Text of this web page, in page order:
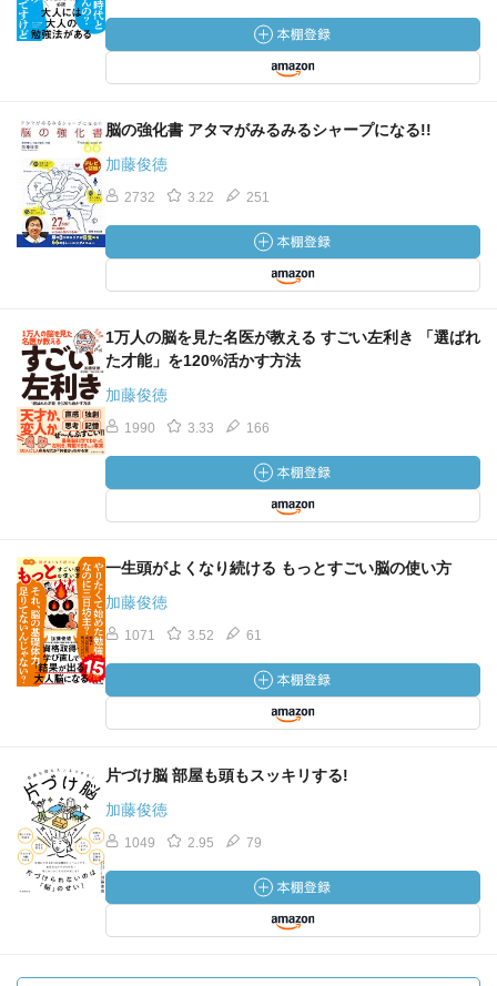
脳の強化書 アタマがみるみるシャープになる!!
加藤俊徳
2732 3.22 251
1万人の脳を見た名医が教える すごい左利き 「選ばれ
た才能」を120%活かす方法
加藤俊徳
1990 3.33 166
一生頭がよくなり続ける もっとすごい脳の使い方
加藤俊徳
1071 3.52 61
片づけ脳 部屋も頭もスッキリする!
加藤俊徳
1049 2.95 79